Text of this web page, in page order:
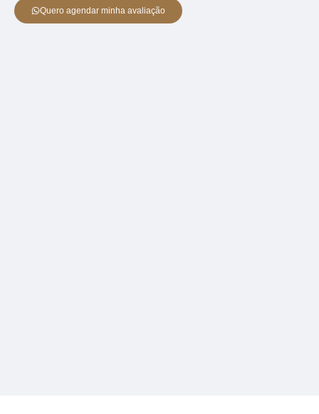
Quero agendar minha avaliação